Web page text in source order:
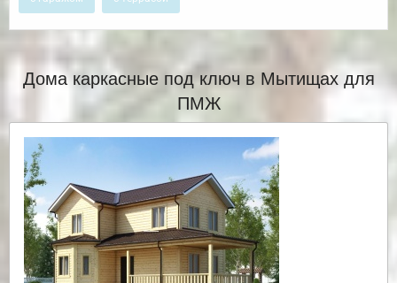
Дома каркасные под ключ в Мытищах для
ПМЖ